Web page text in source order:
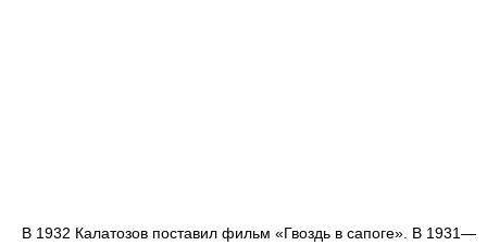
В 1932 Калатозов поставил фильм «Гвоздь в сапоге». В 1931—